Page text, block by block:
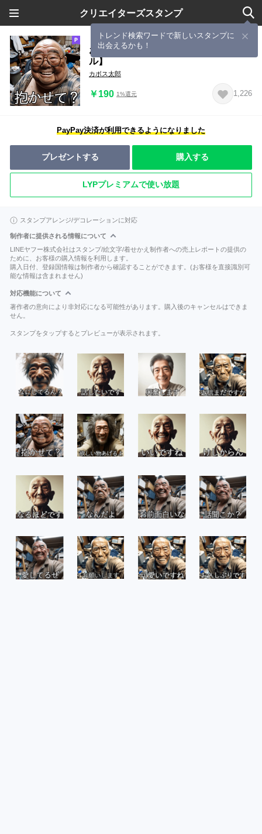
クリエイターズスタンプ
トレンド検索ワードで新しいスタンプに
出会えるかも！
おじさんの自撮り【面白い・シュー
ル】
カボス太郎
￥190 1%還元 1,226
PayPay決済が利用できるようになりました
プレゼントする 購入する
LYPプレミアムで使い放題
スタンプアレンジ/デコレーションに対応
制作者に提供される情報について
LINEヤフー株式会社はスタンプ/絵文字/着せかえ制作者への売上レポートの提供の
ために、お客様の購入情報を利用します。
購入日付、登録国情報は制作者から確認することができます。(お客様を直接識別可
能な情報は含まれません)
対応機能について
著作者の意向により非対応になる可能性があります。購入後のキャンセルはできま
せん。
スタンプをタップするとプレビューが表示されます。